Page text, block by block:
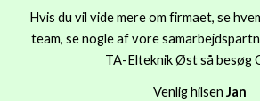
Hvis du vil videmere om firmaet, se
team, se nogle af vore
TA-Elteknik Øst så besøg
Venlig hilsen Jan